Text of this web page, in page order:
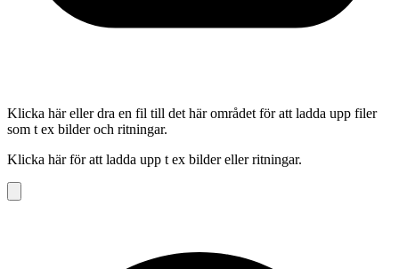
Klicka här eller dra en fil till det här området för att ladda upp filer
som t ex bilder och ritningar.
Klicka här för att ladda upp t ex bilder eller ritningar.